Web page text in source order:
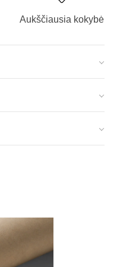
Aukščiausia kokybė